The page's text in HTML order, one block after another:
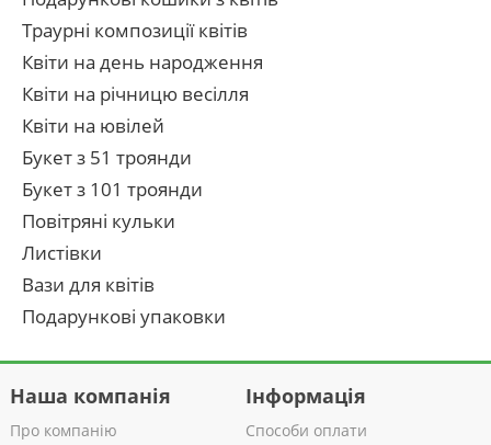
Траурні композиції квітів
Квіти на день народження
Квіти на річницю весілля
Квіти на ювілей
Букет з 51 троянди
Букет з 101 троянди
Повітряні кульки
Листівки
Вази для квітів
Подарункові упаковки
Наша компанія
Про компанію
Інформація
Способи оплати